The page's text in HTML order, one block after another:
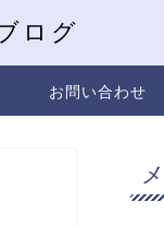
ログ
お問い合わせ